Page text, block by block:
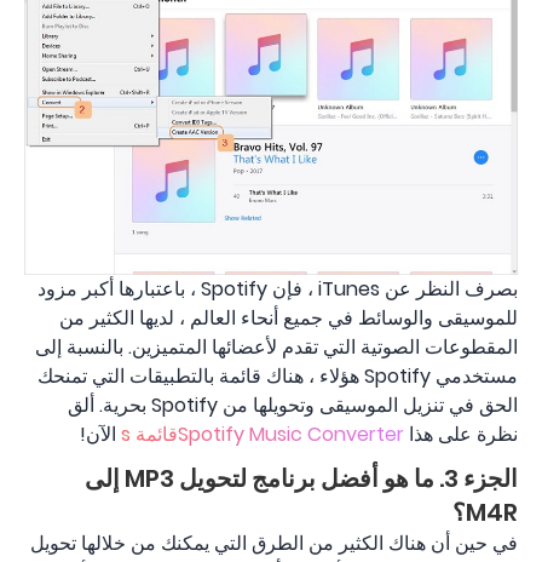
بصرف النظر عن iTunes ، فإن Spotify ، باعتبارها أكبر مزود
للموسيقى والوسائط في جميع أنحاء العالم ، لديها الكثير من
المقطوعات الصوتية التي تقدم لأعضائها المتميزين. بالنسبة إلى
مستخدمي Spotify هؤلاء ، هناك قائمة بالتطبيقات التي تمنحك
الحق في تنزيل الموسيقى وتحويلها من Spotify بحرية. ألق
نظرة على هذا Spotify Music Converterقائمة s الآن!
الجزء 3. ما هو أفضل برنامج لتحويل MP3 إلى
M4R؟
في حين أن هناك الكثير من الطرق التي يمكنك من خلالها تحويل